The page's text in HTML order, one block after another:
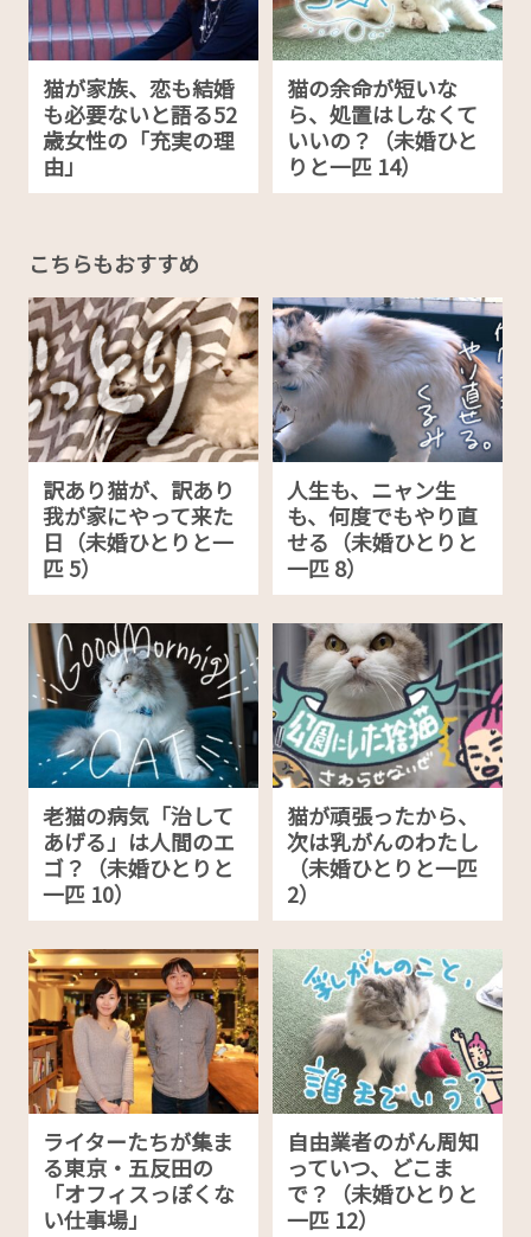
猫が家族、恋も結婚
も必要ないと語る52
歳女性の「充実の理
由」
猫の余命が短いな
ら、処置はしなくて
いいの？（未婚ひと
りと一匹 14）
こちらもおすすめ
訳あり猫が、訳あり
我が家にやって来た
日（未婚ひとりと一
匹 5）
人生も、ニャン生
も、何度でもやり直
せる（未婚ひとりと
一匹 8）
老猫の病気「治して
あげる」は人間のエ
ゴ？（未婚ひとりと
一匹 10）
猫が頑張ったから、
次は乳がんのわたし
（未婚ひとりと一匹
2）
ライターたちが集ま
る東京・五反田の
「オフィスっぽくな
い仕事場」
自由業者のがん周知
っていつ、どこま
で？（未婚ひとりと
一匹 12）